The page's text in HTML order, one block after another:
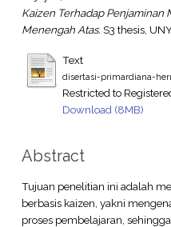
Kaizen Terhadap Penjaminan
Menengah Atas. S3 thesis,
Text
disertasi-primardiana-
Restricted to
Download (8MB)
Abstract
Tujuan penelitian ini adalah
berbasis kaizen, yakni
proses pembelajaran,